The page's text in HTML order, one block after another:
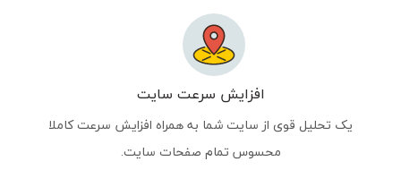
افزایش سرعت سایت
یک تحلیل قوی از سایت شما به همراه افزایش سرعت کاملا
محسوس تمام صفحات سایت.